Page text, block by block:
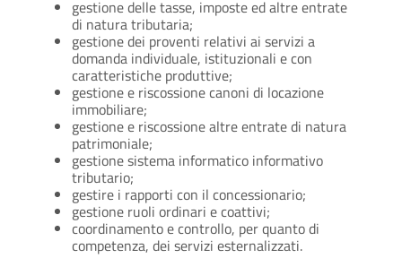
gestione delle tasse, imposte ed altre entrate
di natura tributaria;
gestione dei proventi relativi ai servizi a
domanda individuale, istituzionali e con
caratteristiche produttive;
gestione e riscossione canoni di locazione
immobiliare;
gestione e riscossione altre entrate di natura
patrimoniale;
gestione sistema informatico informativo
tributario;
gestire i rapporti con il concessionario;
gestione ruoli ordinari e coattivi;
coordinamento e controllo, per quanto di
competenza, dei servizi esternalizzati.